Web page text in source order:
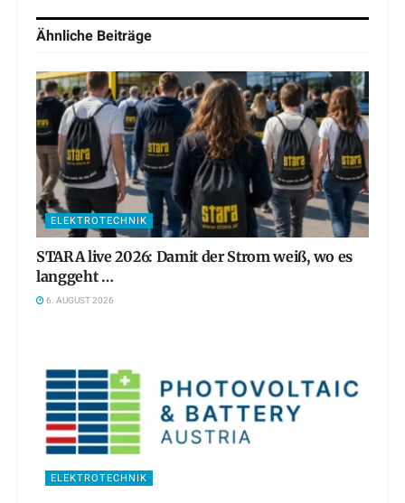
Ähnliche Beiträge
ELEKTROTECHNIK
STARA live 2026: Damit der Strom weiß, wo es
langgeht …
6. AUGUST 2026
ELEKTROTECHNIK